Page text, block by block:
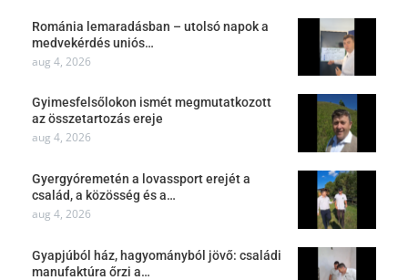
Románia lemaradásban – utolsó napok a
medvekérdés uniós…
aug 4, 2026
Gyimesfelsőlokon ismét megmutatkozott
az összetartozás ereje
aug 4, 2026
Gyergyóremetén a lovassport erejét a
család, a közösség és a…
aug 4, 2026
Gyapjúból ház, hagyományból jövő: családi
manufaktúra őrzi a…